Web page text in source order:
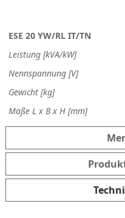
ESE 20 YW/RL IT/TN
Leistung [kVA/kW]
Nennspannung [V]
Gewicht [kg]
Maße L x B x H [mm]